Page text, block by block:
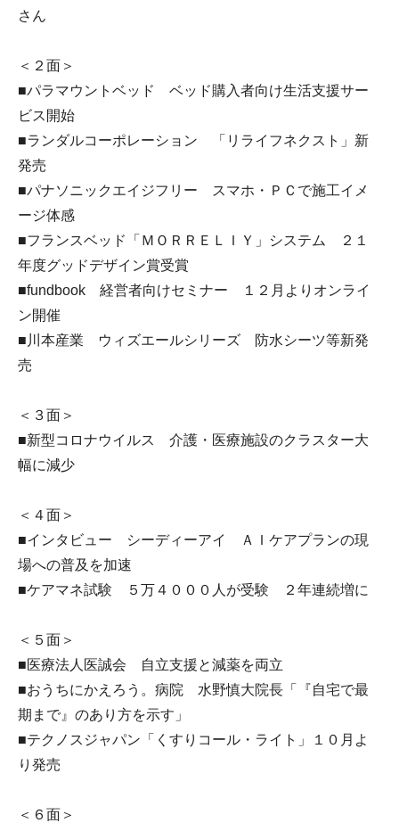
さん
＜２面＞
■パラマウントベッド ベッド購入者向け生活支援サー
ビス開始
■ランダルコーポレーション 「リライフネクスト」新
発売
■パナソニックエイジフリー スマホ・ＰＣで施工イメ
ージ体感
■フランスベッド「ＭＯＲＲＥＬＩＹ」システム ２１
年度グッドデザイン賞受賞
■fundbook 経営者向けセミナー １２月よりオンライ
ン開催
■川本産業 ウィズエールシリーズ 防水シーツ等新発
売
＜３面＞
■新型コロナウイルス 介護・医療施設のクラスター大
幅に減少
＜４面＞
■インタビュー シーディーアイ ＡＩケアプランの現
場への普及を加速
■ケアマネ試験 ５万４０００人が受験 ２年連続増に
＜５面＞
■医療法人医誠会 自立支援と減薬を両立
■おうちにかえろう。病院 水野慎大院長「『自宅で最
期まで』のあり方を示す」
■テクノスジャパン「くすりコール・ライト」１０月よ
り発売
＜６面＞